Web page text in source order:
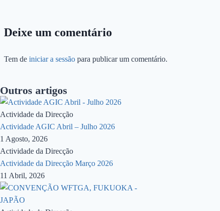
Deixe um comentário
Tem de iniciar a sessão para publicar um comentário.
Outros artigos
Actividade da Direcção
Actividade AGIC Abril – Julho 2026
1 Agosto, 2026
Actividade da Direcção
Actividade da Direcção Março 2026
11 Abril, 2026